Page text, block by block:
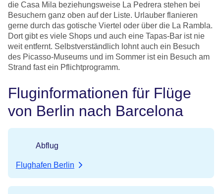
die Casa Mila beziehungsweise La Pedrera stehen bei
Besuchern ganz oben auf der Liste. Urlauber flanieren
gerne durch das gotische Viertel oder über die La Rambla.
Dort gibt es viele Shops und auch eine Tapas-Bar ist nie
weit entfernt. Selbstverständlich lohnt auch ein Besuch
des Picasso-Museums und im Sommer ist ein Besuch am
Strand fast ein Pflichtprogramm.
Fluginformationen für Flüge
von Berlin nach Barcelona
Abflug
Flughafen Berlin